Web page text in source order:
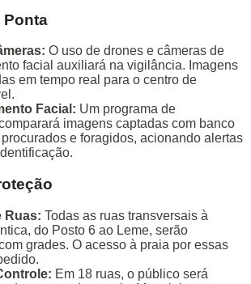
Ponta
O uso de drones e câmeras de
facial auxiliará na vigilância. Imagens
em tempo real para o centro de
Facial: Um programa de
imagens captadas com banco
e foragidos, acionando alertas
Ruas: Todas as ruas transversais à
do Posto 6 ao Leme, serão
grades. O acesso à praia por essas
Em 18 ruas, o público será